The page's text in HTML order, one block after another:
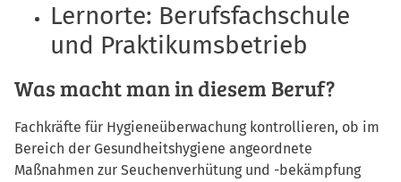
Lernorte: Berufsfachschule
und Praktikumsbetrieb
Was macht man in diesem Beruf?
Fachkräfte für Hygieneüberwachung kontrollieren, ob im
Bereich der Gesundheitshygiene angeordnete
Maßnahmen zur Seuchenverhütung und -bekämpfung